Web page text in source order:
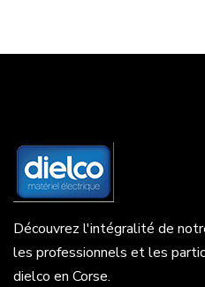
Découvrez l'intégralité de
les professionnels et les
dielco en Corse.